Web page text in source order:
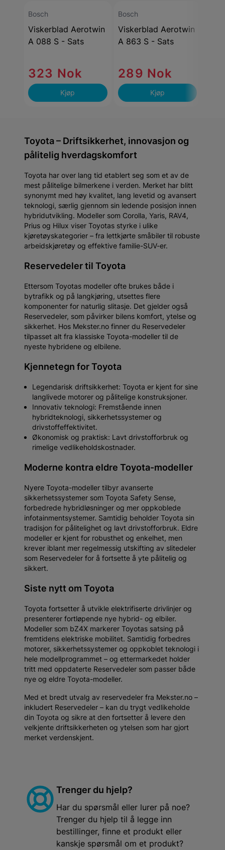
Bosch
Viskerblad Aerotwin
A 088 S - Sats
323 Nok
Kjøp
Bosch
Viskerblad Aerotwin
A 863 S - Sats
289 Nok
Kjøp
Toyota – Driftsikkerhet, innovasjon og
pålitelig hverdagskomfort
Toyota har over lang tid etablert seg som et av de
mest pålitelige bilmerkene i verden. Merket har blitt
synonymt med høy kvalitet, lang levetid og avansert
teknologi, særlig gjennom sin ledende posisjon innen
hybridutvikling. Modeller som Corolla, Yaris, RAV4,
Prius og Hilux viser Toyotas styrke i ulike
kjøretøyskategorier – fra lettkjørte småbiler til robuste
arbeidskjøretøy og effektive familie-SUV-er.
Reservedeler til Toyota
Ettersom Toyotas modeller ofte brukes både i
bytrafikk og på langkjøring, utsettes flere
komponenter for naturlig slitasje. Det gjelder også
Reservedeler, som påvirker bilens komfort, ytelse og
sikkerhet. Hos Mekster.no finner du Reservedeler
tilpasset alt fra klassiske Toyota-modeller til de
nyeste hybridene og elbilene.
Kjennetegn for Toyota
Legendarisk driftsikkerhet: Toyota er kjent for sine
langlivede motorer og pålitelige konstruksjoner.
Innovativ teknologi: Fremstående innen
hybridteknologi, sikkerhetssystemer og
drivstoffeffektivitet.
Økonomisk og praktisk: Lavt drivstofforbruk og
rimelige vedlikeholdskostnader.
Moderne kontra eldre Toyota-modeller
Nyere Toyota-modeller tilbyr avanserte
sikkerhetssystemer som Toyota Safety Sense,
forbedrede hybridløsninger og mer oppkoblede
infotainmentsystemer. Samtidig beholder Toyota sin
tradisjon for pålitelighet og lavt drivstofforbruk. Eldre
modeller er kjent for robusthet og enkelhet, men
krever iblant mer regelmessig utskifting av slitedeler
som Reservedeler for å fortsette å yte pålitelig og
sikkert.
Siste nytt om Toyota
Toyota fortsetter å utvikle elektrifiserte drivlinjer og
presenterer fortløpende nye hybrid- og elbiler.
Modeller som bZ4X markerer Toyotas satsing på
fremtidens elektriske mobilitet. Samtidig forbedres
motorer, sikkerhetssystemer og oppkoblet teknologi i
hele modellprogrammet – og ettermarkedet holder
tritt med oppdaterte Reservedeler som passer både
nye og eldre Toyota-modeller.
Med et bredt utvalg av reservedeler fra Mekster.no –
inkludert Reservedeler – kan du trygt vedlikeholde
din Toyota og sikre at den fortsetter å levere den
velkjente driftsikkerheten og ytelsen som har gjort
merket verdenskjent.
Trenger du hjelp?
Har du spørsmål eller lurer på noe?
Trenger du hjelp til å legge inn
bestillinger, finne et produkt eller
kanskje spørsmål om et produkt?